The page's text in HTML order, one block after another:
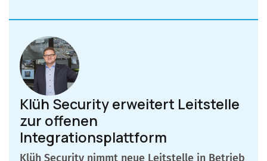
Klüh Security erweitert Leitstelle
zur offenen
Integrationsplattform
Klüh Security nimmt neue Leitstelle in Betrieb